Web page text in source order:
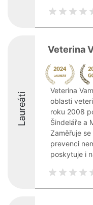
Laureáti
Veterina
Veterina
oblasti
roku 2008
Šindeláře a
Zaměřuje
prevenci
poskytuje i